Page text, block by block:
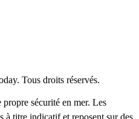
Tous droits réservés.
sécurité en mer. Les
à titre indicatif et reposent sur des